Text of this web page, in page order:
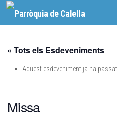
Skip to content
« Tots els Esdeveniments
Aquest esdeveniment ja ha passat.
Missa